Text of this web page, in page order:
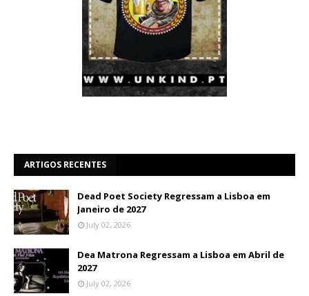
ARTIGOS RECENTES
Dead Poet Society Regressam a Lisboa em
Janeiro de 2027
July 02, 2026
Dea Matrona Regressam a Lisboa em Abril de
2027
July 02, 2026